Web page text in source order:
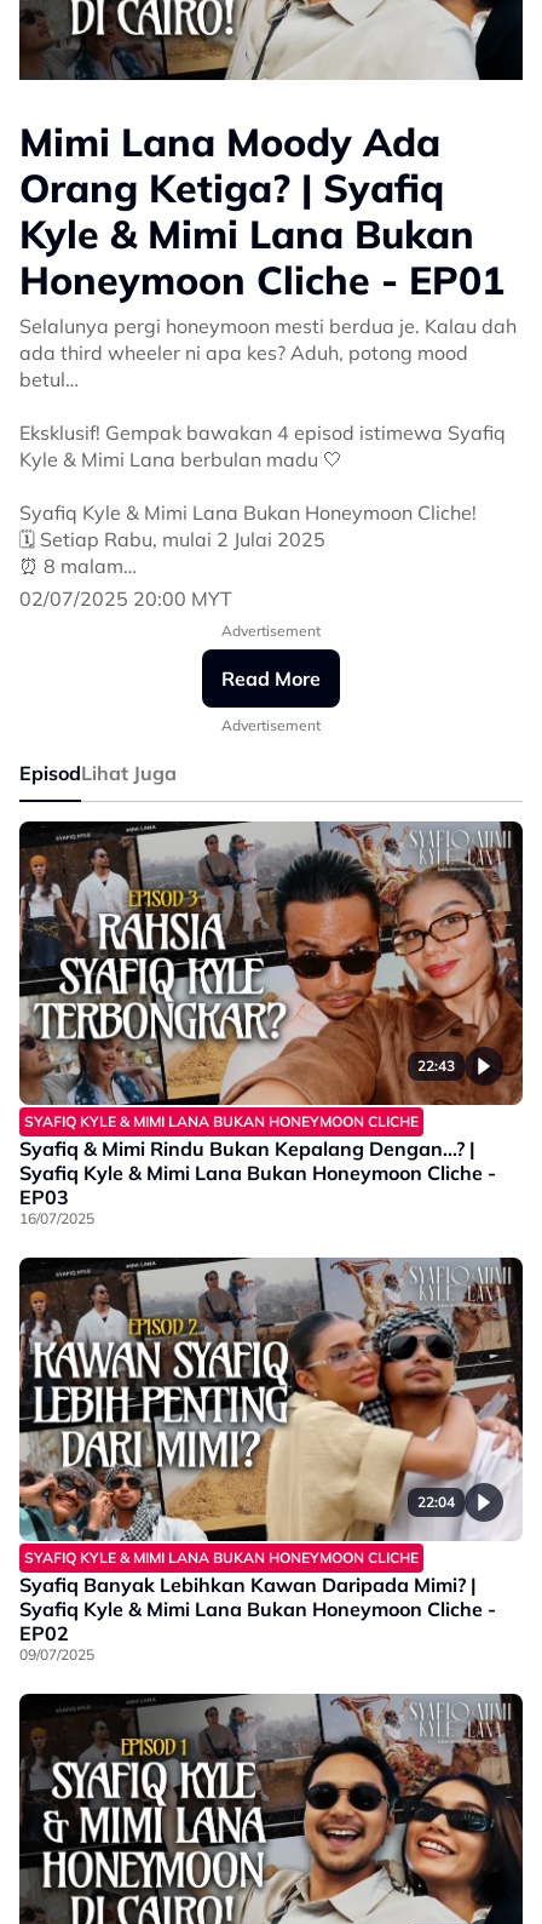
Mimi Lana Moody Ada
Orang Ketiga? | Syafiq
Kyle & Mimi Lana Bukan
Honeymoon Cliche - EP01
Selalunya pergi honeymoon mesti berdua je. Kalau dah
ada third wheeler ni apa kes? Aduh, potong mood
betul…
Eksklusif! Gempak bawakan 4 episod istimewa Syafiq
Kyle & Mimi Lana berbulan madu 🤍
Syafiq Kyle & Mimi Lana Bukan Honeymoon Cliche!
🗓️ Setiap Rabu, mulai 2 Julai 2025
⏰ 8 malam
💻 Platform Gempak, On Demand & sooka
#SyafiqKyleMimiLanaBukanHoneymoonCliche
#GempakOriginalSeries
02/07/2025 20:00 MYT
Advertisement
Read More
Advertisement
EpisodLihat Juga
22:43
SYAFIQ KYLE & MIMI LANA BUKAN HONEYMOON CLICHE
Syafiq & Mimi Rindu Bukan Kepalang Dengan…? |
Syafiq Kyle & Mimi Lana Bukan Honeymoon Cliche -
EP03
16/07/2025
22:04
SYAFIQ KYLE & MIMI LANA BUKAN HONEYMOON CLICHE
Syafiq Banyak Lebihkan Kawan Daripada Mimi? |
Syafiq Kyle & Mimi Lana Bukan Honeymoon Cliche -
EP02
09/07/2025